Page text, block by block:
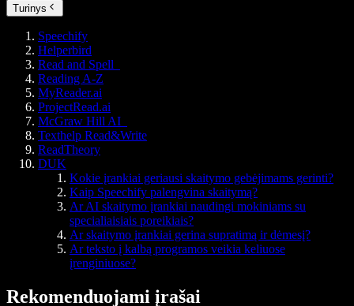
Turinys
Speechify
Helperbird
Read and Spell
Reading A-Z
MyReader.ai
ProjectRead.ai
McGraw Hill AI
Texthelp Read&Write
ReadTheory
DUK
Kokie įrankiai geriausi skaitymo gebėjimams gerinti?
Kaip Speechify palengvina skaitymą?
Ar AI skaitymo įrankiai naudingi mokiniams su
specialiaisiais poreikiais?
Ar skaitymo įrankiai gerina supratimą ir dėmesį?
Ar teksto į kalbą programos veikia keliuose
įrenginiuose?
Rekomenduojami įrašai